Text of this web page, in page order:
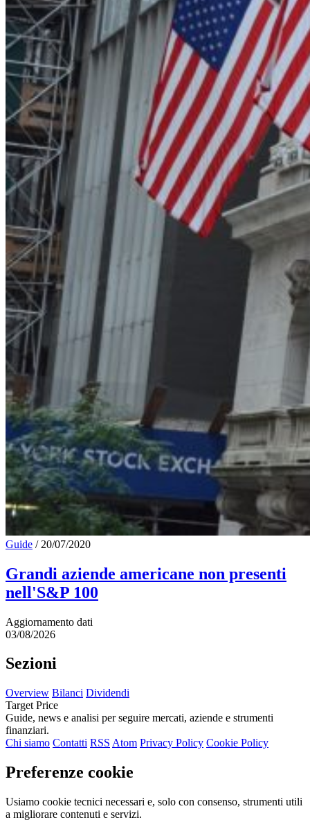
Guide / 20/07/2020
Grandi aziende americane non presenti
nell'S&P 100
Aggiornamento dati
03/08/2026
Sezioni
Overview Bilanci Dividendi
Target Price
Guide, news e analisi per seguire mercati, aziende e strumenti
finanziari.
Chi siamo Contatti RSS Atom Privacy Policy Cookie Policy
Preferenze cookie
Usiamo cookie tecnici necessari e, solo con consenso, strumenti utili
a migliorare contenuti e servizi.